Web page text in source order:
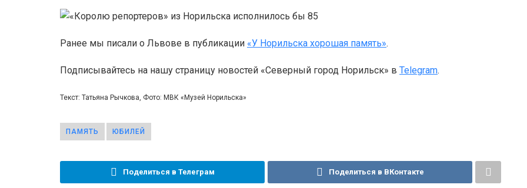
Ранее мы писали о Львове в публикации «У Норильска хорошая память».
Подписывайтесь на нашу страницу новостей «Северный город Норильск» в Telegram.
Текст: Татьяна Рычкова, Фото: МВК «Музей Норильска»
ПАМЯТЬ ЮБИЛЕЙ
Поделиться в Телеграм Поделиться в ВКонтакте